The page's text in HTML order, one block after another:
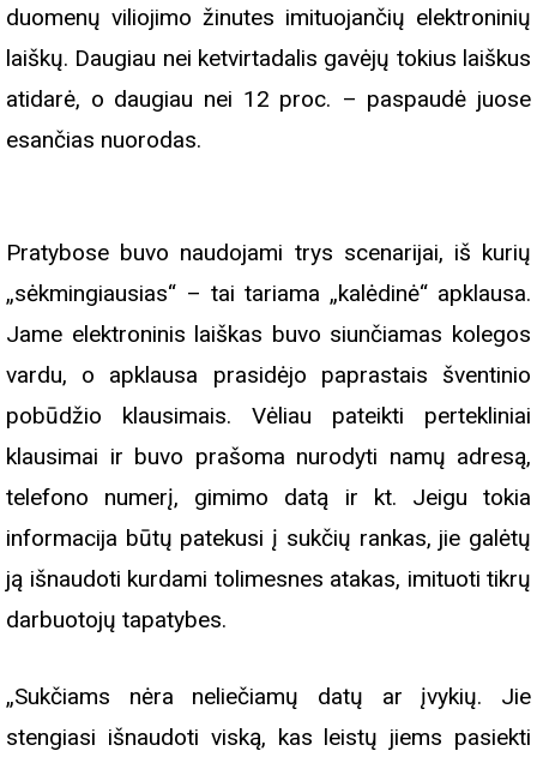
duomenų viliojimo žinutes imituojančių elektroninių
laiškų. Daugiau nei ketvirtadalis gavėjų tokius laiškus
atidarė, o daugiau nei 12 proc. – paspaudė juose
esančias nuorodas.
Pratybose buvo naudojami trys scenarijai, iš kurių
„sėkmingiausias“ – tai tariama „kalėdinė“ apklausa.
Jame elektroninis laiškas buvo siunčiamas kolegos
vardu, o apklausa prasidėjo paprastais šventinio
pobūdžio klausimais. Vėliau pateikti pertekliniai
klausimai ir buvo prašoma nurodyti namų adresą,
telefono numerį, gimimo datą ir kt. Jeigu tokia
informacija būtų patekusi į sukčių rankas, jie galėtų
ją išnaudoti kurdami tolimesnes atakas, imituoti tikrų
darbuotojų tapatybes.
„Sukčiams nėra neliečiamų datų ar įvykių. Jie
stengiasi išnaudoti viską, kas leistų jiems pasiekti